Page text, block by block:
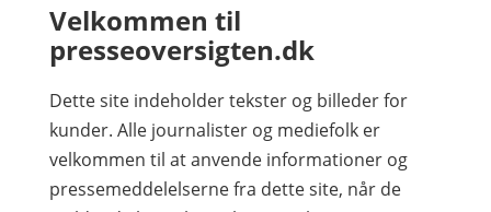
Velkommen til
presseoversigten.dk
Dette site indeholder tekster og billeder for
kunder. Alle journalister og mediefolk er
velkommen til at anvende informationer og
pressemeddelelserne fra dette site, når de